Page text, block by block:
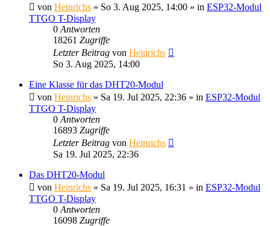
von Heinrichs » So 3. Aug 2025, 14:00 » in ESP32-Modul
TTGO T-Display
0 Antworten
18261 Zugriffe
Letzter Beitrag von Heinrichs
So 3. Aug 2025, 14:00
Eine Klasse für das DHT20-Modul
von Heinrichs » Sa 19. Jul 2025, 22:36 » in ESP32-Modul
TTGO T-Display
0 Antworten
16893 Zugriffe
Letzter Beitrag von Heinrichs
Sa 19. Jul 2025, 22:36
Das DHT20-Modul
von Heinrichs » Sa 19. Jul 2025, 16:31 » in ESP32-Modul
TTGO T-Display
0 Antworten
16098 Zugriffe